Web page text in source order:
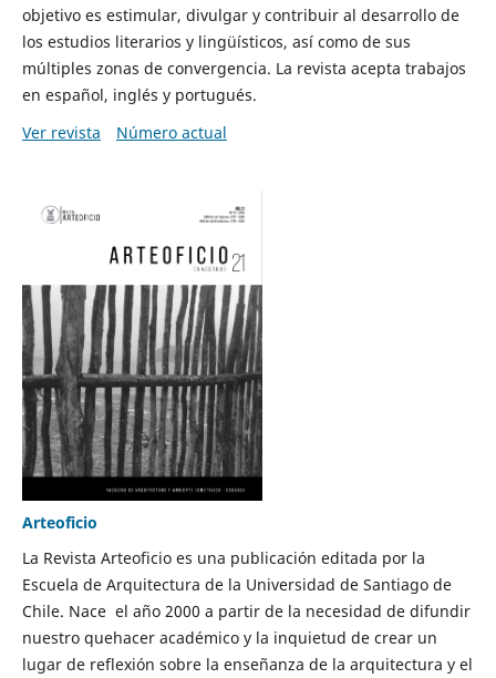
objetivo es estimular, divulgar y contribuir al desarrollo de
los estudios literarios y lingüísticos, así como de sus
múltiples zonas de convergencia. La revista acepta trabajos
en español, inglés y portugués.
Ver revista
Número actual
Arteoficio
La Revista Arteoficio es una publicación editada por la
Escuela de Arquitectura de la Universidad de Santiago de
Chile. Nace el año 2000 a partir de la necesidad de difundir
nuestro quehacer académico y la inquietud de crear un
lugar de reflexión sobre la enseñanza de la arquitectura y el